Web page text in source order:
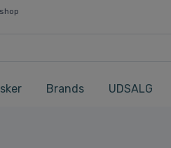
Brands UDSALG